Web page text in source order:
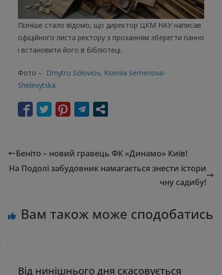
Пізніше стало відомо, що директор ЦКМ НАУ написав
офіційного листа ректору з проханням зберегти панно
і встановити його в бібліотеці.
Фото – Dmytro Soloviov, Kseniia Semenova-
Shelevytska.
Беніто – новий гравець ФК «Динамо» Київ!
На Подолі забудовник намагається знести істори
чну садибу!
Вам також може сподобатись
Від нинішнього дня скасовується